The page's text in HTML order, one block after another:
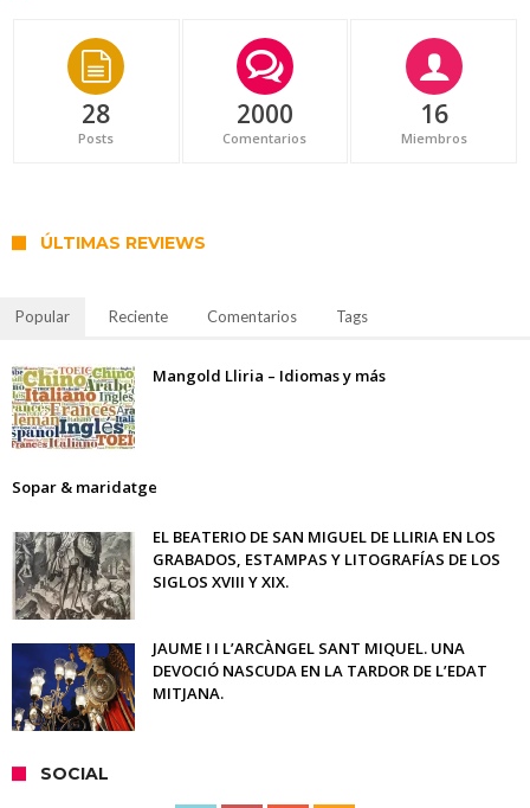
28
Posts
2000
Comentarios
16
Miembros
ÚLTIMAS REVIEWS
Popular Reciente Comentarios Tags
Mangold Lliria – Idiomas y más
Sopar & maridatge
EL BEATERIO DE SAN MIGUEL DE LLIRIA EN LOS
GRABADOS, ESTAMPAS Y LITOGRAFÍAS DE LOS
SIGLOS XVIII Y XIX.
JAUME I I L’ARCÀNGEL SANT MIQUEL. UNA
DEVOCIÓ NASCUDA EN LA TARDOR DE L’EDAT
MITJANA.
SOCIAL